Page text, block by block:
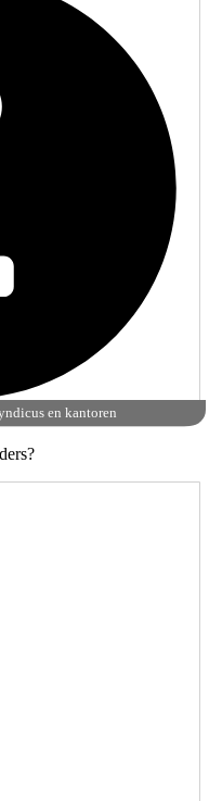
en kantoren